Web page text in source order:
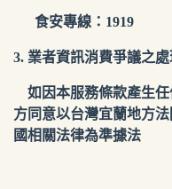
食安專線：1919
3. 業者資訊消費爭議之處
如因本服務條款產生任
方同意以台灣宜蘭地方
國相關法律為準據法